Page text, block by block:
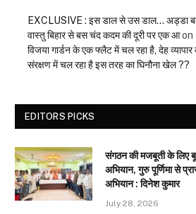
EXCLUSIVE : इस डाल से उस डाल… अड्डा
वास्तु बिहार से बस चंद कदम की दूरी पर एक आon
विजया गार्डन के एक फ्लैट में चल रहा है, देह
संरक्षण में चल रहा है इस तरह का घिनौना खेल ??
EDITORS PICKS
संगठन की मजबूती के लिए
अभियान, गुरु पूर्णिमा से
अभियान : दिनेश कुमार
July 28, 2026